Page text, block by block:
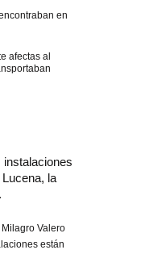
en
afectas al
instalaciones
la
Valero
están